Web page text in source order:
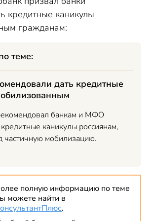
кредитные каникулы
гражданам:
теме:
дать кредитные
банкам и МФО
каникулы россиянам,
частичную мобилизацию.
полную информацию по теме
можете найти в
.